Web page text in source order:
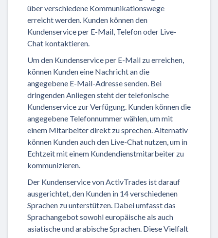
über verschiedene Kommunikationswege
erreicht werden. Kunden können den
Kundenservice per E-Mail, Telefon oder Live-
Chat kontaktieren.
Um den Kundenservice per E-Mail zu erreichen,
können Kunden eine Nachricht an die
angegebene E-Mail-Adresse senden. Bei
dringenden Anliegen steht der telefonische
Kundenservice zur Verfügung. Kunden können die
angegebene Telefonnummer wählen, um mit
einem Mitarbeiter direkt zu sprechen. Alternativ
können Kunden auch den Live-Chat nutzen, um in
Echtzeit mit einem Kundendienstmitarbeiter zu
kommunizieren.
Der Kundenservice von ActivTrades ist darauf
ausgerichtet, den Kunden in 14 verschiedenen
Sprachen zu unterstützen. Dabei umfasst das
Sprachangebot sowohl europäische als auch
asiatische und arabische Sprachen. Diese Vielfalt